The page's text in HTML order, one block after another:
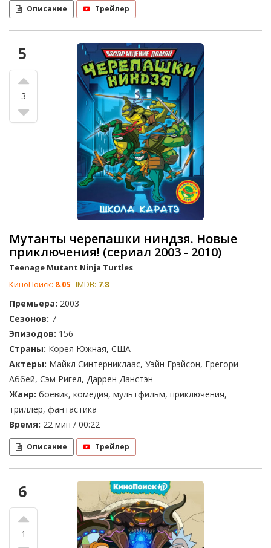
Описание Трейлер
5
3
Мутанты черепашки ниндзя. Новые
приключения! (сериал 2003 - 2010)
Teenage Mutant Ninja Turtles
КиноПоиск: 8.05 IMDB: 7.8
Премьера: 2003
Сезонов: 7
Эпизодов: 156
Страны: Корея Южная, США
Актеры: Майкл Синтерниклаас, Уэйн Грэйсон, Грегори
Аббей, Сэм Ригел, Даррен Данстэн
Жанр: боевик, комедия, мультфильм, приключения,
триллер, фантастика
Время: 22 мин / 00:22
Описание Трейлер
6
1